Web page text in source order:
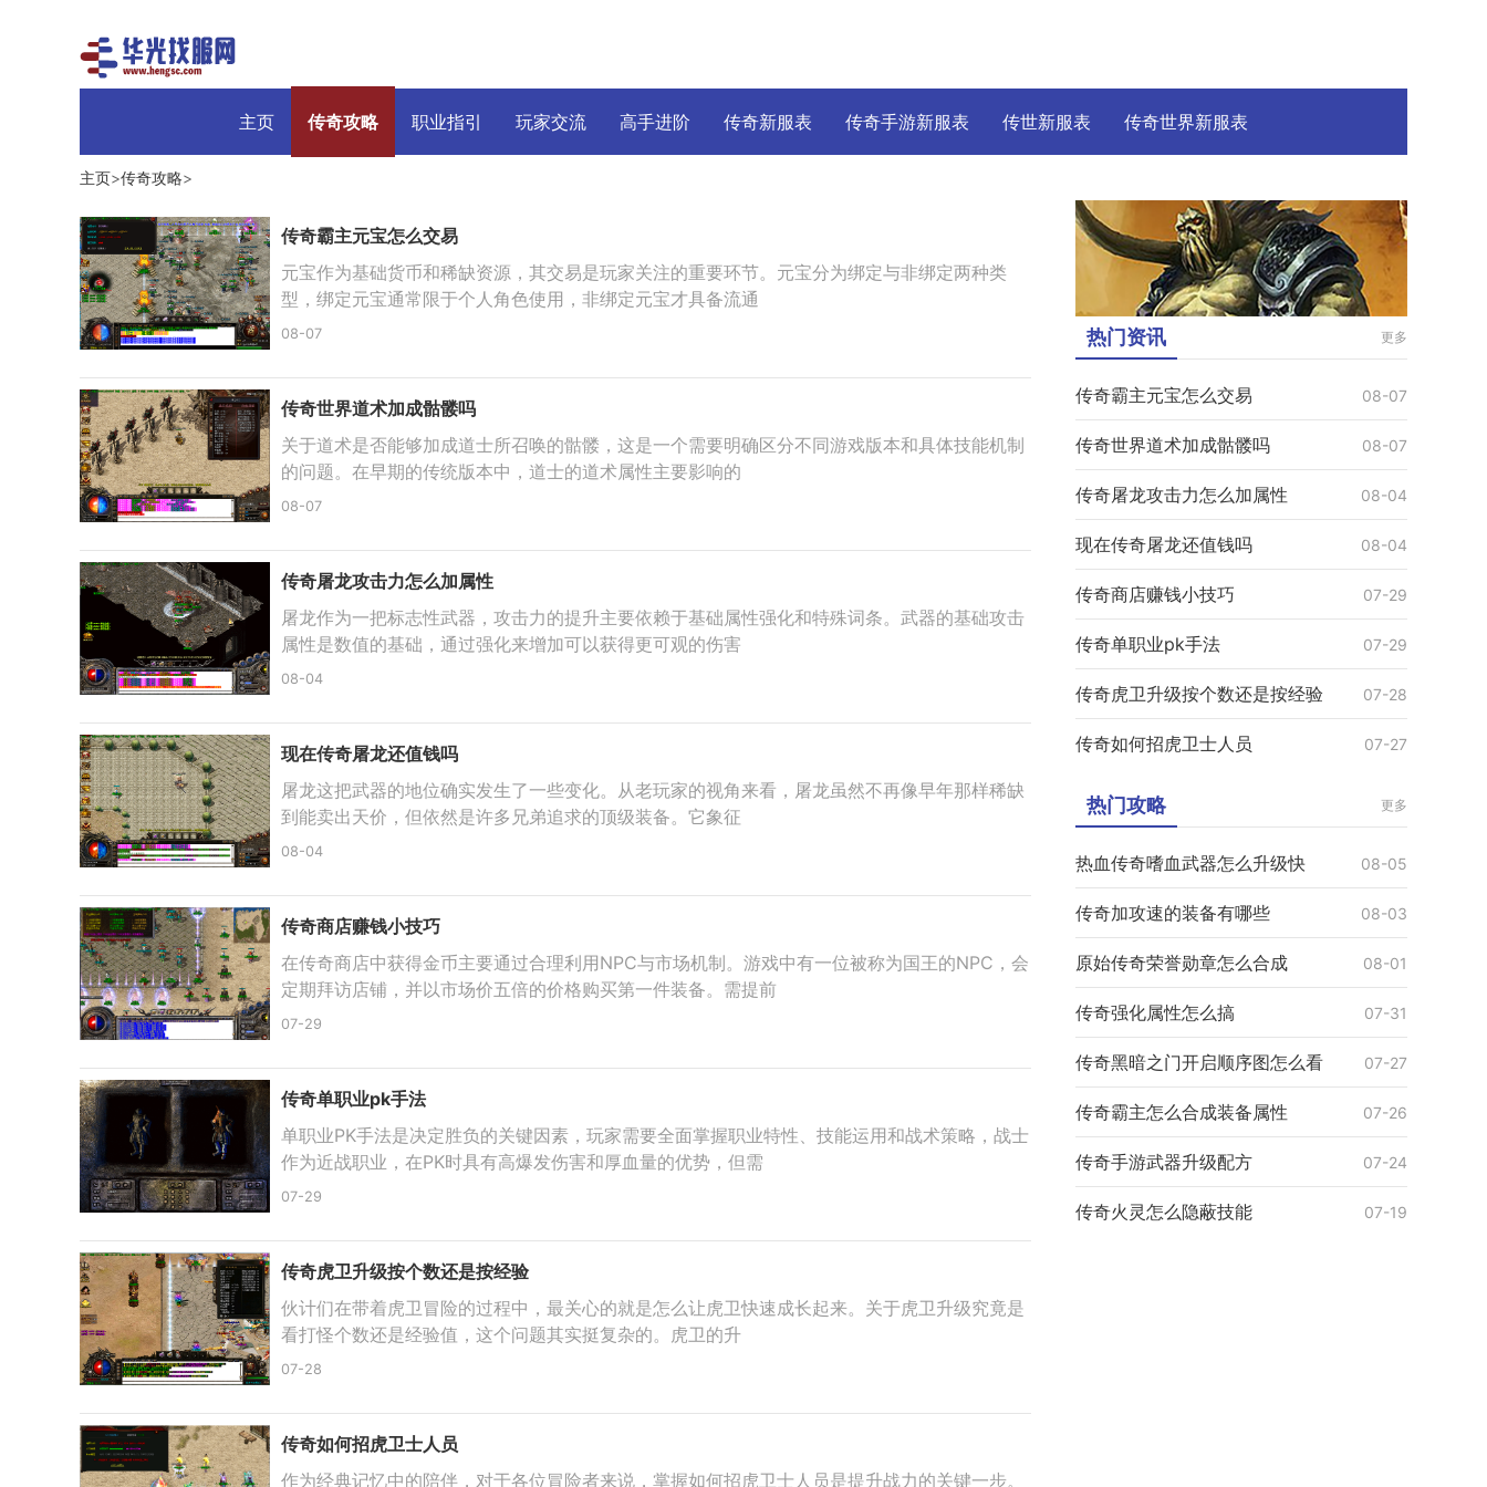
主页 传奇攻略 职业指引 玩家交流 高手进阶 传奇新服表 传奇手游新服表 传世新服表 传奇世界新服表
主页>传奇攻略>
传奇霸主元宝怎么交易
元宝作为基础货币和稀缺资源，其交易是玩家关注的重要环节。元宝分为绑定与非绑定两种类
型，绑定元宝通常限于个人角色使用，非绑定元宝才具备流通
08-07
传奇世界道术加成骷髅吗
关于道术是否能够加成道士所召唤的骷髅，这是一个需要明确区分不同游戏版本和具体技能机制
的问题。在早期的传统版本中，道士的道术属性主要影响的
08-07
传奇屠龙攻击力怎么加属性
屠龙作为一把标志性武器，攻击力的提升主要依赖于基础属性强化和特殊词条。武器的基础攻击
属性是数值的基础，通过强化来增加可以获得更可观的伤害
08-04
现在传奇屠龙还值钱吗
屠龙这把武器的地位确实发生了一些变化。从老玩家的视角来看，屠龙虽然不再像早年那样稀缺
到能卖出天价，但依然是许多兄弟追求的顶级装备。它象征
08-04
传奇商店赚钱小技巧
在传奇商店中获得金币主要通过合理利用NPC与市场机制。游戏中有一位被称为国王的NPC，会
定期拜访店铺，并以市场价五倍的价格购买第一件装备。需提前
07-29
传奇单职业pk手法
单职业PK手法是决定胜负的关键因素，玩家需要全面掌握职业特性、技能运用和战术策略，战士
作为近战职业，在PK时具有高爆发伤害和厚血量的优势，但需
07-29
传奇虎卫升级按个数还是按经验
伙计们在带着虎卫冒险的过程中，最关心的就是怎么让虎卫快速成长起来。关于虎卫升级究竟是
看打怪个数还是经验值，这个问题其实挺复杂的。虎卫的升
07-28
传奇如何招虎卫士人员
作为经典记忆中的陪伴，对于各位冒险者来说，掌握如何招虎卫士人员是提升战力的关键一步。
热门资讯 更多
传奇霸主元宝怎么交易 08-07
传奇世界道术加成骷髅吗 08-07
传奇屠龙攻击力怎么加属性 08-04
现在传奇屠龙还值钱吗 08-04
传奇商店赚钱小技巧 07-29
传奇单职业pk手法 07-29
传奇虎卫升级按个数还是按经验 07-28
传奇如何招虎卫士人员 07-27
热门攻略 更多
热血传奇嗜血武器怎么升级快 08-05
传奇加攻速的装备有哪些 08-03
原始传奇荣誉勋章怎么合成 08-01
传奇强化属性怎么搞 07-31
传奇黑暗之门开启顺序图怎么看 07-27
传奇霸主怎么合成装备属性 07-26
传奇手游武器升级配方 07-24
传奇火灵怎么隐蔽技能 07-19